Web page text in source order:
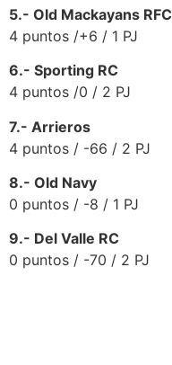
5.- Old Mackayans RFC
4 puntos /+6 / 1 PJ
6.- Sporting RC
4 puntos /0 / 2 PJ
7.- Arrieros
4 puntos / -66 / 2 PJ
8.- Old Navy
0 puntos / -8 / 1 PJ
9.- Del Valle RC
0 puntos / -70 / 2 PJ